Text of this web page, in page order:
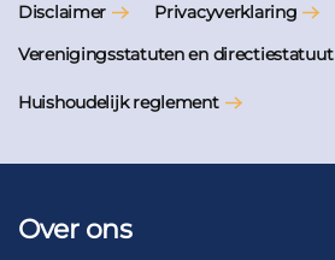
Disclaimer Privacyverklaring
Verenigingsstatuten en directiestatuut
Huishoudelijk reglement
Over ons